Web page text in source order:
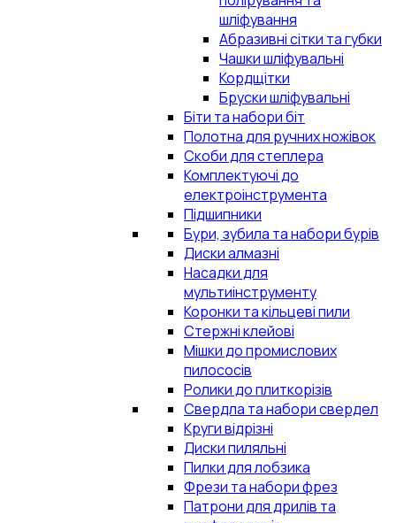
шліфування
Абразивні сітки та губки
Чашки шліфувальні
Кордщітки
Бруски шліфувальні
Біти та набори біт
Полотна для ручних ножівок
Скоби для степлера
Комплектуючі до
електроінструмента
Підшипники
Бури, зубила та набори бурів
Диски алмазні
Насадки для
мультиінструменту
Коронки та кільцеві пили
Стержні клейові
Мішки до промислових
пилососів
Ролики до плиткорізів
Свердла та набори свердел
Круги відрізні
Диски пиляльні
Пилки для лобзика
Фрези та набори фрез
Патрони для дрилів та